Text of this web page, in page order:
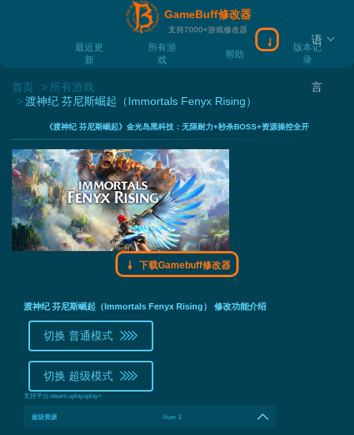
GameBuff修改器
支持7000+游戏修改器
最近更
新
所有游
戏
帮助
版本记
录
下载Gamebuff
语
言
首页
所有游戏
渡神纪 芬尼斯崛起（Immortals Fenyx Rising）
《渡神纪 芬尼斯崛起》金光岛黑科技：无限耐力+秒杀BOSS+资源操控全开
下载Gamebuff修改器
渡神纪 芬尼斯崛起（Immortals Fenyx Rising） 修改功能介绍
切换 普通模式
切换 超级模式
支持平台:steam,uplay,uplay+
超级资源 Num 3